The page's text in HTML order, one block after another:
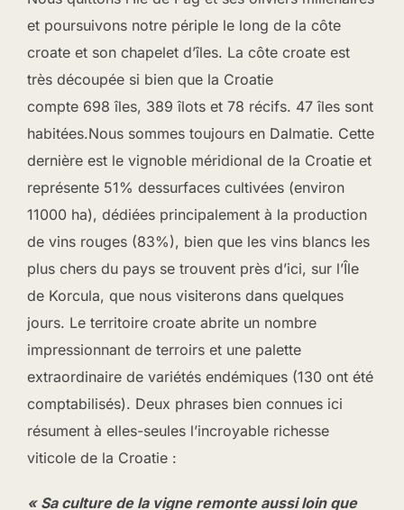
et poursuivons notre périple le long de la côte
croate et son chapelet d’îles. La côte croate est
très découpée si bien que la Croatie
compte 698 îles, 389 îlots et 78 récifs. 47 îles sont
habitées.Nous sommes toujours en Dalmatie. Cette
dernière est le vignoble méridional de la Croatie et
représente 51% dessurfaces cultivées (environ
11000 ha), dédiées principalement à la production
de vins rouges (83%), bien que les vins blancs les
plus chers du pays se trouvent près d’ici, sur l’Île
de Korcula, que nous visiterons dans quelques
jours. Le territoire croate abrite un nombre
impressionnant de terroirs et une palette
extraordinaire de variétés endémiques (130 ont été
comptabilisés). Deux phrases bien connues ici
résument à elles-seules l’incroyable richesse
viticole de la Croatie :
« Sa culture de la vigne remonte aussi loin que